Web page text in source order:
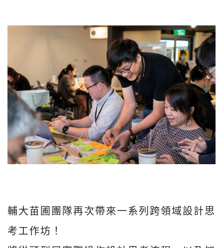
輔大苗圃團隊再次帶來一系列跨領域設計思
考工作坊！